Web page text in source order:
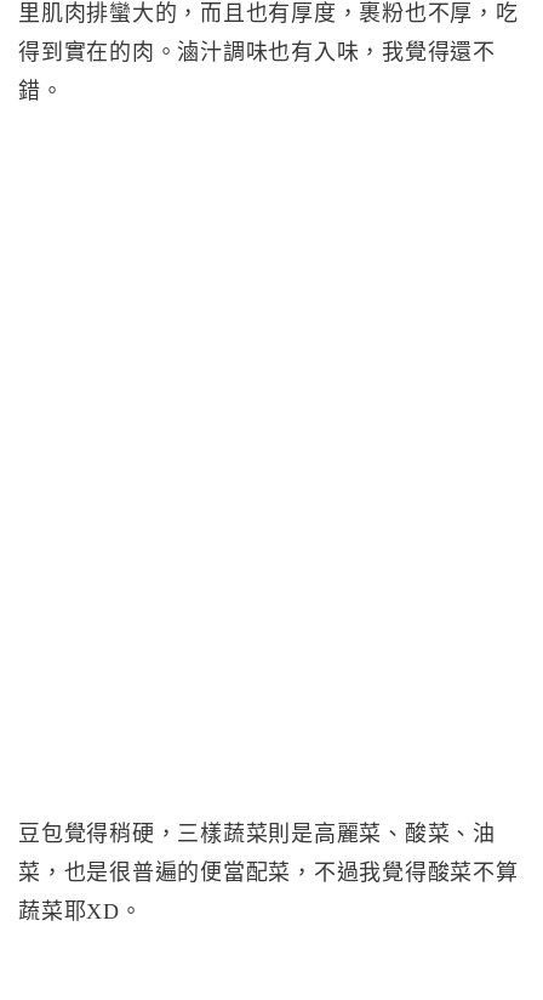
里肌肉排蠻大的，而且也有厚度，裹粉也不厚，吃
得到實在的肉。滷汁調味也有入味，我覺得還不
錯。
豆包覺得稍硬，三樣蔬菜則是高麗菜、酸菜、油
菜，也是很普遍的便當配菜，不過我覺得酸菜不算
蔬菜耶XD。